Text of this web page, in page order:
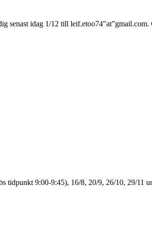
idag 1/12 till
tidpunkt 9:00-9:45), 16/8, 20/9, 26/10, 29/11